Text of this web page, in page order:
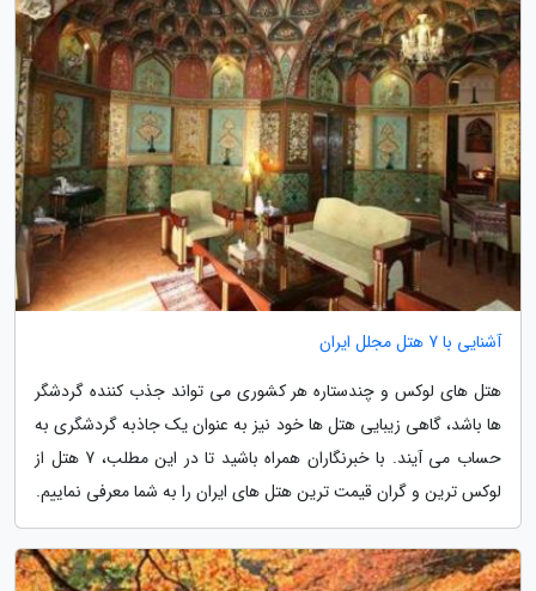
آشنایی با 7 هتل مجلل ایران
هتل های لوکس و چندستاره هر کشوری می تواند جذب کننده گردشگر
ها باشد، گاهی زیبایی هتل ها خود نیز به عنوان یک جاذبه گردشگری به
حساب می آیند. با خبرنگاران همراه باشید تا در این مطلب، 7 هتل از
لوکس ترین و گران قیمت ترین هتل های ایران را به شما معرفی نماییم.